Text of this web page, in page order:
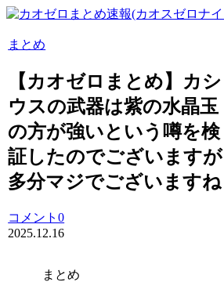
まとめ
【カオゼロまとめ】カシ
ウスの武器は紫の水晶玉
の方が強いという噂を検
証したのでございますが
多分マジでございますね
コメント0
2025.12.16
まとめ